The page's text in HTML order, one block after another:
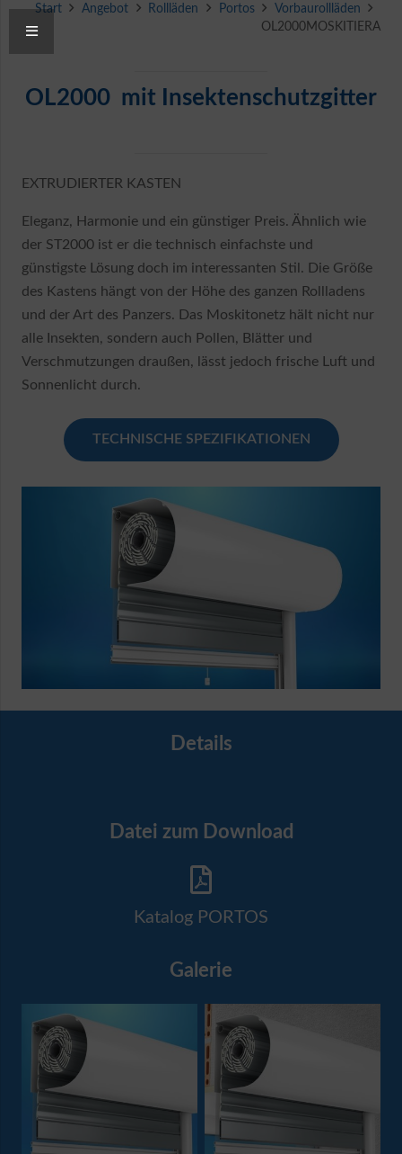
Start Angebot Rollläden Portos
Vorbaurollläden
OL2000MOSKITIERA
OL2000 mit Insektenschutzgitter
EXTRUDIERTER KASTEN
Eleganz, Harmonie und ein günstiger Preis. Ähnlich wie
der ST2000 ist er die technisch einfachste und
günstigste Lösung doch im interessanten Stil. Die Größe
des Kastens hängt von der Höhe des ganzen Rollladens
und der Art des Panzers. Das Moskitonetz hält nicht nur
alle Insekten, sondern auch Pollen, Blätter und
Verschmutzungen draußen, lässt jedoch frische Luft und
Sonnenlicht durch.
TECHNISCHE SPEZIFIKATIONEN
Details
Datei zum Download
Katalog PORTOS
Galerie